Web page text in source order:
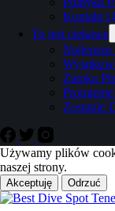
Kontakt i
To jest ciekawe
Zatoka
Zostanie
Używamy plików
naszej strony.
Akceptuję Odrzuć